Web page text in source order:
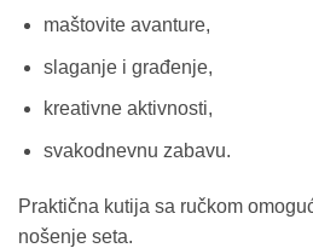
maštovite avanture,
slaganje i građenje,
kreativne aktivnosti,
svakodnevnu zabavu.
Praktična kutija sa ručkom
nošenje seta.